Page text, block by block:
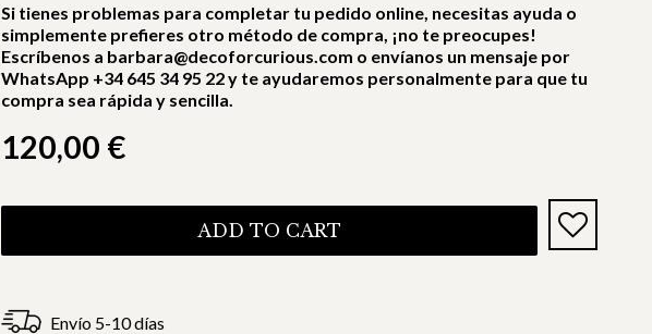
Si tienes problemas para completar tu pedido online, necesitas ayuda o
simplemente prefieres otro método de compra, ¡no te preocupes!
Escríbenos a barbara@decoforcurious.com o envíanos un mensaje por
WhatsApp +34 645 34 95 22 y te ayudaremos personalmente para que tu
compra sea rápida y sencilla.
120,00 €
ADD TO CART
Envío 5-10 días